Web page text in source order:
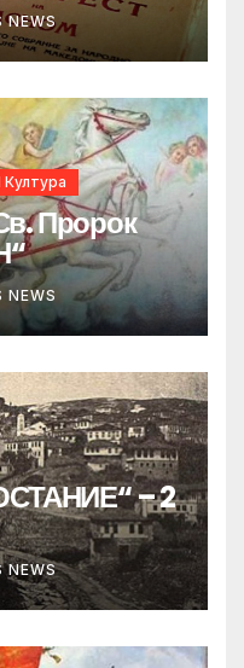
NEWS
Култура
Пророк
NEWS
– 2
NEWS